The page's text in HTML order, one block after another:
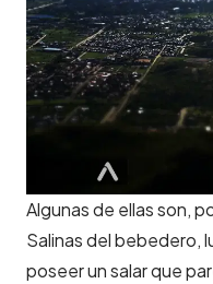
Algunas de ellas son,
Salinas del bebedero,
poseer un salar que